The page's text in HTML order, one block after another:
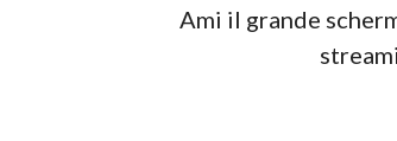
Ami il grande